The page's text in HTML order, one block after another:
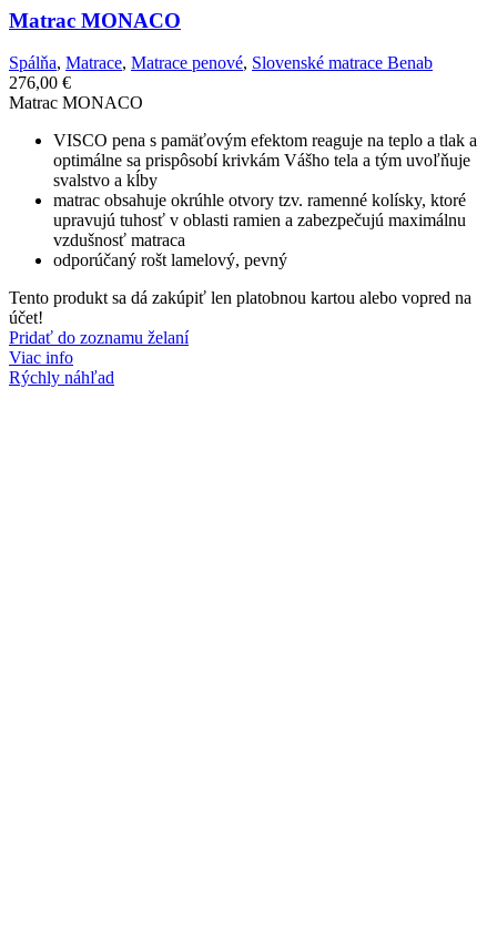
Matrac MONACO
Spálňa, Matrace, Matrace penové, Slovenské matrace Benab
276,00 €
Matrac MONACO
VISCO pena s pamäťovým efektom reaguje na teplo a tlak a
optimálne sa prispôsobí krivkám Vášho tela a tým uvoľňuje
svalstvo a kĺby
matrac obsahuje okrúhle otvory tzv. ramenné kolísky, ktoré
upravujú tuhosť v oblasti ramien a zabezpečujú maximálnu
vzdušnosť matraca
odporúčaný rošt lamelový, pevný
Tento produkt sa dá zakúpiť len platobnou kartou alebo vopred na
účet!
Pridať do zoznamu želaní
Viac info
Rýchly náhľad